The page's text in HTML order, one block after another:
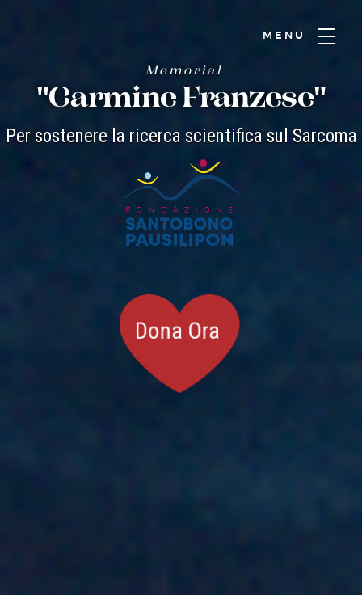
MENU
Memorial
"Carmine Franzese"
Per sostenere la ricerca scientifica sul Sarcoma